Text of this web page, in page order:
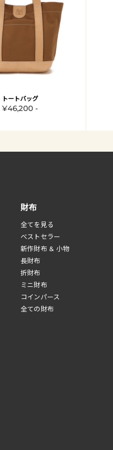
トートバッグ
¥46,200 -
財布
全てを見る
べストセラー
新作財布 & 小物
長財布
折財布
ミニ財布
コインパース
全ての財布